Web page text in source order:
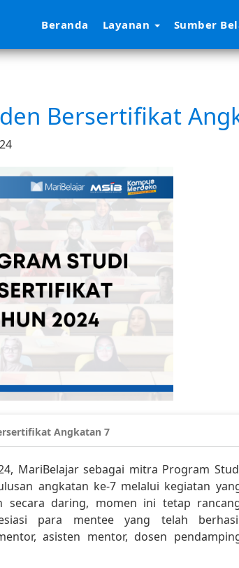
Beranda Layanan Sumber
Bersertifikat
Angkatan 7
MariBelajar sebagai mitra Program
angkatan ke-7 melalui kegiatan
secara daring, momen ini tetap
para mentee yang telah
asisten mentor, dosen